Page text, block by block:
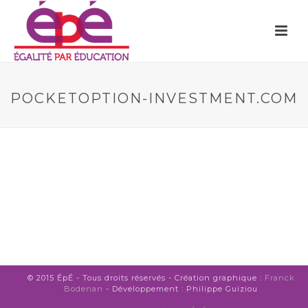
POCKETOPTION-INVESTMENT.COM
© 2015 ÉpÉ - Tous droits réservés - Création graphique : Franck
Bodenan - Développement : Philippe Guiziou